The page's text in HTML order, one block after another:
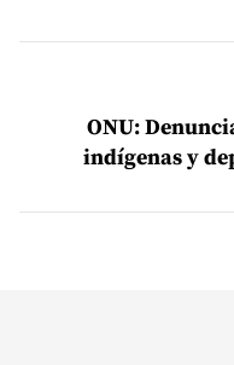
ONU:
indígenas y